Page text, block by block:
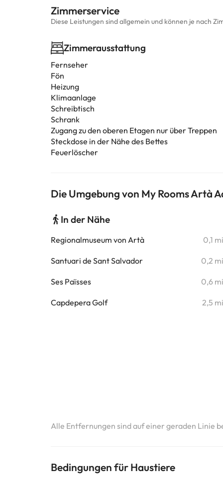
Zimmerservice
Diese Leistungen sind allgemein und können je nach
Zimmerausstattung
Fernseher
Fön
Heizung
Klimaanlage
Schreibtisch
Schrank
Zugang zu den oberen Etagen nur über Treppen
Steckdose in der Nähe des Bettes
Feuerlöscher
Die Umgebung von My Rooms Artà
In der Nähe
Regionalmuseum von Artà 0,1 mi
Santuari de Sant Salvador 0,2 mi
Ses Païsses 0,6 mi
Capdepera Golf 2,5 mi
Alle Entfernungen sind auf einer geraden Linie
Bedingungen für Haustiere